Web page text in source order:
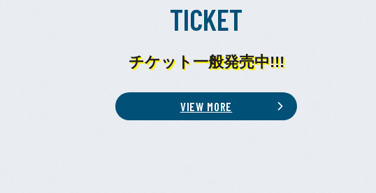
TICKET
チケット一般発売中!!!
VIEW MORE